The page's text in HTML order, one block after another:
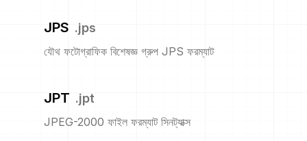
JPS .jps
যৌথ ফটোগ্রাফিক বিশেষজ্ঞ গ্রুপ JPS ফরম্যাট
JPT .jpt
JPEG-2000 ফাইল ফরম্যাট সিনট্যাক্স